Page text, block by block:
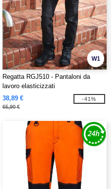
W1
Regatta RGJ510 - Pantaloni da
lavoro elasticizzati
38,89 €
65,90 €
-41%